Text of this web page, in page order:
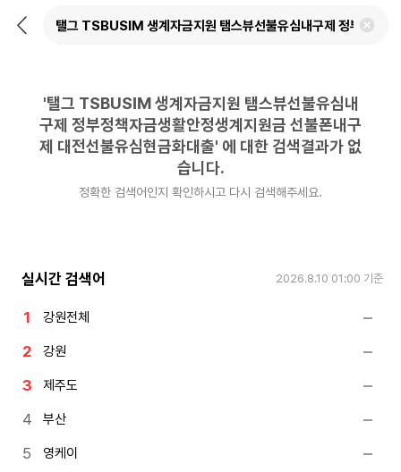
뒤
검
'탤그 TSBUSIM 생계자금지원 탬스뷰선불유심내
구제 정부정책자금생활안정생계지원금 선불폰내구
제 대전선불유심현금화대출' 에 대한 검색결과가 없
습니다.
정확한 검색어인지 확인하시고 다시 검색해주세요.
실시간 검색어 2026.8.10 01:00 기준
강원전체
강원
제주도
부산
영케이